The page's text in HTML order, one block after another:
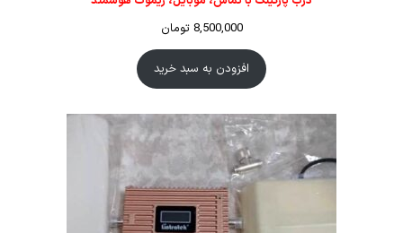
8,500,000 تومان
افزودن به سبد خرید